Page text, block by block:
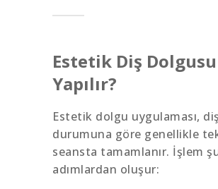
Estetik Diş Dolgusu
Yapılır?
Estetik dolgu uygulaması,
durumuna göre genellikle
seansta tamamlanır. İşlem
adımlardan oluşur: